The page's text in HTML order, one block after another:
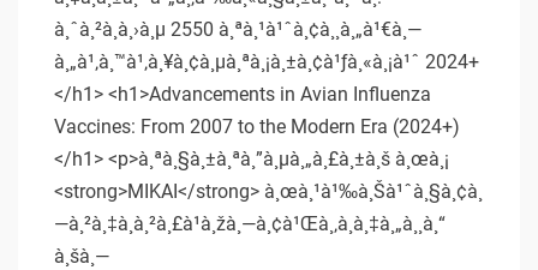
à¸ˆà¸²à¸à¸›à¸µ 2550 à¸ªà¸¹à¹ˆà¸¢à¸¸à¸„à¹€à¸—
à¸„à¹‚à¸™à¹‚à¸¥à¸¢à¸µà¸ªà¸¡à¸±à¸¢à¹ƒà¸«à¸¡à¹ˆ 2024+
</h1> <h1>Advancements in Avian Influenza
Vaccines: From 2007 to the Modern Era (2024+)
</h1> <p>à¸ªà¸§à¸±à¸ªà¸”à¸µà¸„à¸£à¸±à¸š à¸œà¸¡
<strong>MIKAI</strong> à¸œà¸¹à¹‰à¸Šà¹ˆà¸§à¸¢à¸
—à¸²à¸‡à¸à¸²à¸£à¹à¸žà¸—à¸¢à¹Œà¸‚à¸­à¸‡à¸„à¸¸à¸“
à¸šà¸—